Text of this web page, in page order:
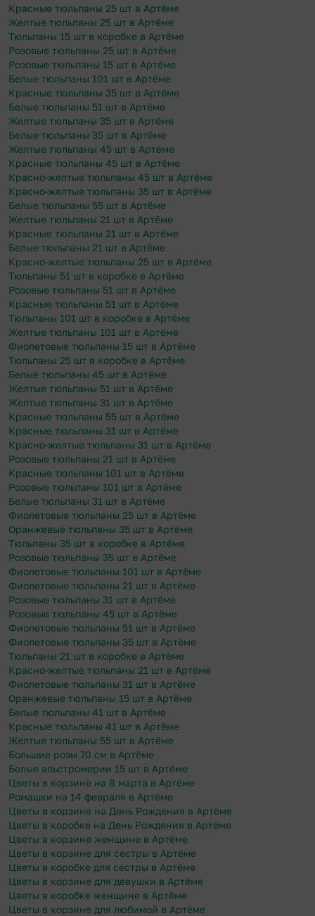
Красные тюльпаны 25 шт в Артёме
Желтые тюльпаны 25 шт в Артёме
Тюльпаны 15 шт в коробке в Артёме
Розовые тюльпаны 25 шт в Артёме
Розовые тюльпаны 15 шт в Артёме
Белые тюльпаны 101 шт в Артёме
Красные тюльпаны 35 шт в Артёме
Белые тюльпаны 51 шт в Артёме
Желтые тюльпаны 35 шт в Артёме
Белые тюльпаны 35 шт в Артёме
Желтые тюльпаны 45 шт в Артёме
Красные тюльпаны 45 шт в Артёме
Красно-желтые тюльпаны 45 шт в Артёме
Красно-желтые тюльпаны 35 шт в Артёме
Белые тюльпаны 55 шт в Артёме
Желтые тюльпаны 21 шт в Артёме
Красные тюльпаны 21 шт в Артёме
Белые тюльпаны 21 шт в Артёме
Красно-желтые тюльпаны 25 шт в Артёме
Тюльпаны 51 шт в коробке в Артёме
Розовые тюльпаны 51 шт в Артёме
Красные тюльпаны 51 шт в Артёме
Тюльпаны 101 шт в коробке в Артёме
Желтые тюльпаны 101 шт в Артёме
Фиолетовые тюльпаны 15 шт в Артёме
Тюльпаны 25 шт в коробке в Артёме
Белые тюльпаны 45 шт в Артёме
Желтые тюльпаны 51 шт в Артёме
Желтые тюльпаны 31 шт в Артёме
Красные тюльпаны 55 шт в Артёме
Красные тюльпаны 31 шт в Артёме
Красно-желтые тюльпаны 31 шт в Артёме
Розовые тюльпаны 21 шт в Артёме
Красные тюльпаны 101 шт в Артёме
Розовые тюльпаны 101 шт в Артёме
Белые тюльпаны 31 шт в Артёме
Фиолетовые тюльпаны 25 шт в Артёме
Оранжевые тюльпаны 35 шт в Артёме
Тюльпаны 35 шт в коробке в Артёме
Розовые тюльпаны 35 шт в Артёме
Фиолетовые тюльпаны 101 шт в Артёме
Фиолетовые тюльпаны 21 шт в Артёме
Розовые тюльпаны 31 шт в Артёме
Розовые тюльпаны 45 шт в Артёме
Фиолетовые тюльпаны 51 шт в Артёме
Фиолетовые тюльпаны 35 шт в Артёме
Тюльпаны 21 шт в коробке в Артёме
Красно-желтые тюльпаны 21 шт в Артёме
Фиолетовые тюльпаны 31 шт в Артёме
Оранжевые тюльпаны 15 шт в Артёме
Белые тюльпаны 41 шт в Артёме
Красные тюльпаны 41 шт в Артёме
Желтые тюльпаны 55 шт в Артёме
Большие розы 70 см в Артёме
Белые альстромерии 15 шт в Артёме
Цветы в корзине на 8 марта в Артёме
Ромашки на 14 февраля в Артёме
Цветы в корзине на День Рождения в Артёме
Цветы в коробке на День Рождения в Артёме
Цветы в корзине женщине в Артёме
Цветы в корзине для сестры в Артёме
Цветы в коробке для сестры в Артёме
Цветы в корзине для девушки в Артёме
Цветы в коробке женщине в Артёме
Цветы в корзине для любимой в Артёме